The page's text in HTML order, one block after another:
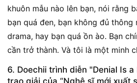
khuôn mẫu nào lên bạn, nói rằng
bạn quá đen, bạn không đủ thông
drama, hay bạn quá ồn ào. Bạn
cần trở thành. Và tôi là một minh
6. Doechii trình diễn "Denial Is
trao giải của “Nghệ sĩ mới xuất